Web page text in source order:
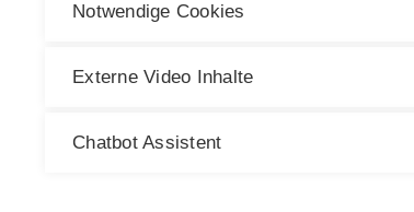
Rechtliche Hinweise
Datenschutz
Notwendige Cookies
Externe Video Inhalte
Chatbot Assistent